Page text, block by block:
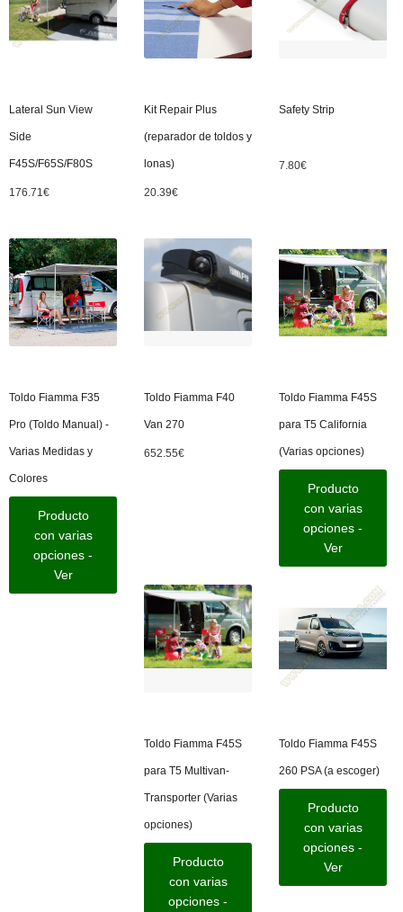
Lateral Sun View
Side
F45S/F65S/F80S
176.71€
Kit Repair Plus
(reparador de toldos y
lonas)
20.39€
Safety Strip
7.80€
Toldo Fiamma F35
Pro (Toldo Manual) -
Varias Medidas y
Colores
Producto
con varias
opciones -
Ver
Toldo Fiamma F40
Van 270
652.55€
Toldo Fiamma F45S
para T5 California
(Varias opciones)
Producto
con varias
opciones -
Ver
Toldo Fiamma F45S
para T5 Multivan-
Transporter (Varias
opciones)
Producto
con varias
opciones -
Toldo Fiamma F45S
260 PSA (a escoger)
Producto
con varias
opciones -
Ver